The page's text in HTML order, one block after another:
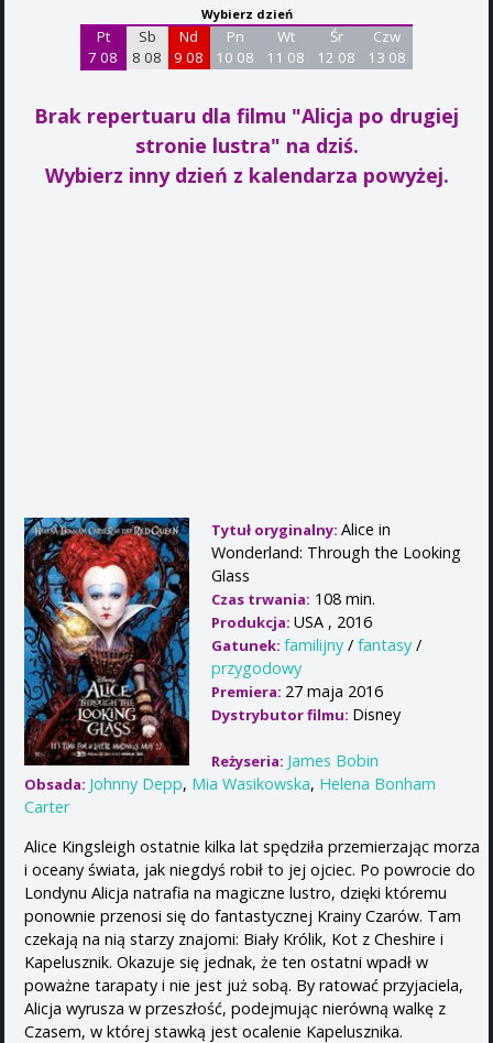
Wybierz dzień
Pt
7 08
Sb
8 08
Nd
9 08
Pn
10 08
Wt
11 08
Śr
12 08
Czw
13 08
Brak repertuaru dla filmu "Alicja po drugiej
stronie lustra" na dziś.
Wybierz inny dzień z kalendarza powyżej.
Tytuł oryginalny: Alice in
Wonderland: Through the Looking
Glass
Czas trwania: 108 min.
Produkcja: USA , 2016
Gatunek: familijny / fantasy /
przygodowy
Premiera: 27 maja 2016
Dystrybutor filmu: Disney
Reżyseria: James Bobin
Obsada: Johnny Depp, Mia Wasikowska, Helena Bonham
Carter
Alice Kingsleigh ostatnie kilka lat spędziła przemierzając morza
i oceany świata, jak niegdyś robił to jej ojciec. Po powrocie do
Londynu Alicja natrafia na magiczne lustro, dzięki któremu
ponownie przenosi się do fantastycznej Krainy Czarów. Tam
czekają na nią starzy znajomi: Biały Królik, Kot z Cheshire i
Kapelusznik. Okazuje się jednak, że ten ostatni wpadł w
poważne tarapaty i nie jest już sobą. By ratować przyjaciela,
Alicja wyrusza w przeszłość, podejmując nierówną walkę z
Czasem, w której stawką jest ocalenie Kapelusznika.